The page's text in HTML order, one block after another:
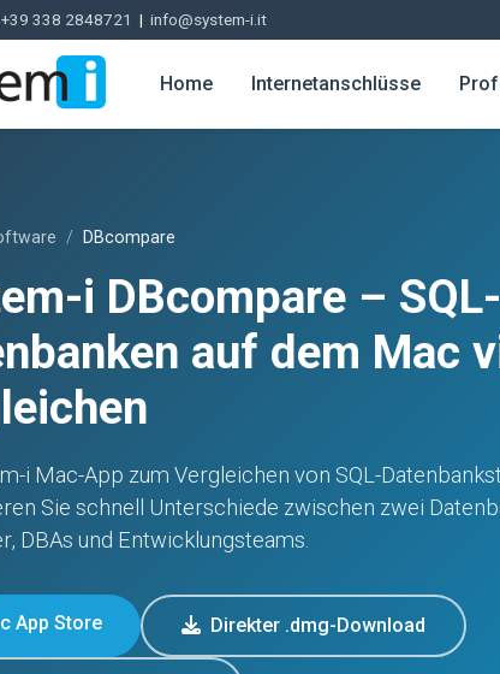
+39 338 2848721 | info@system-i.it
Home Internetanschlüsse
DBcompare
i DBcompare – SQL-
auf dem Mac
i Mac-App zum Vergleichen von SQL-
Sie schnell Unterschiede zwischen zwei
DBAs und Entwicklungsteams.
App Store Direkter .dmg-Download